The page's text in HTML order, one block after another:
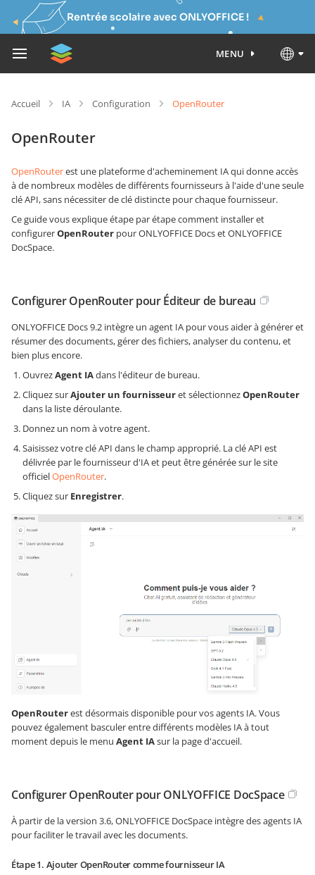
Rentrée scolaire avec ONLYOFFICE !
MENU
Accueil IA Configuration OpenRouter
OpenRouter
OpenRouterest une plateforme d'acheminement IA qui donne accès
à de nombreux modèles de différents fournisseurs à l'aide d'une seule
clé API, sans nécessiter de clé distincte pour chaque fournisseur.
Ce guide vous explique étape par étape comment installer et
configurerOpenRouter pour ONLYOFFICE Docs et ONLYOFFICE
DocSpace.
Configurer OpenRouter pour Éditeur de bureau
ONLYOFFICE Docs 9.2 intègre un agent IA pour vous aider à générer et
résumer des documents, gérer des fichiers, analyser du contenu, et
bien plus encore.
OuvrezAgent IAdans l'éditeur de bureau.
Cliquez surAjouter un fournisseuret sélectionnezOpenRouter
dans la liste déroulante.
Donnez un nom à votre agent.
Saisissez votre clé API dans le champ approprié. La clé API est
délivrée par le fournisseur d'IA et peut être générée sur le site
officielOpenRouter.
Cliquez sur Enregistrer.
OpenRouterest désormais disponible pour vos agents IA. Vous
pouvez également basculer entre différents modèles IA à tout
moment depuis le menu Agent IAsur la page d'accueil.
Configurer OpenRouter pour ONLYOFFICE DocSpace
À partir de la version 3.6, ONLYOFFICE DocSpace intègre des agents IA
pour faciliter le travail avec les documents.
Étape 1. Ajouter OpenRouter comme fournisseur IA